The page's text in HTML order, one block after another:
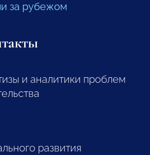
за рубежом
и аналитики проблем
развития